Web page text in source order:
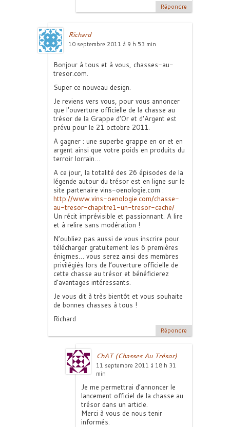
Répondre
Richard
10 septembre 2011 à 9 h 53 min
Bonjour à tous et à vous, chasses-au-
tresor.com.
Super ce nouveau design.
Je reviens vers vous, pour vous annoncer
que l’ouverture officielle de la chasse au
trésor de la Grappe d’Or et d’Argent est
prévu pour le 21 octobre 2011.
A gagner : une superbe grappe en or et en
argent ainsi que votre poids en produits du
terroir lorrain…
A ce jour, la totalité des 26 épisodes de la
légende autour du trésor est en ligne sur le
site partenaire vins-oenologie.com :
http://www.vins-oenologie.com/chasse-
au-tresor-chapitre1-un-tresor-cache/
Un récit imprévisible et passionnant. A lire
et à relire sans modération !
N’oubliez pas aussi de vous inscrire pour
télécharger gratuitement les 6 premières
énigmes… vous serez ainsi des membres
privilégiés lors de l’ouverture officielle de
cette chasse au trésor et bénéficierez
d’avantages intéressants.
Je vous dit à très bientôt et vous souhaite
de bonnes chasses à tous !
Richard
Répondre
ChAT (Chasses Au Trésor)
11 septembre 2011 à 18 h 31
min
Je me permettrai d’annoncer le
lancement officiel de la chasse au
trésor dans un article.
Merci à vous de nous tenir
informés.